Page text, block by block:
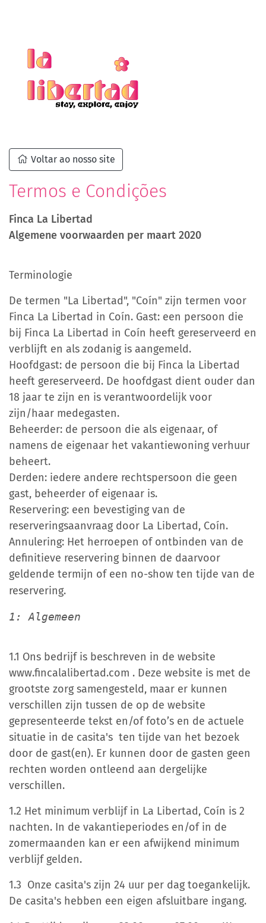
Voltar ao nosso site
Termos e Condições
Finca La Libertad
Algemene voorwaarden per maart 2020
Terminologie
De termen "La Libertad", "Coín" zijn termen voor
Finca La Libertad in Coín. Gast: een persoon die
bij Finca La Libertad in Coín heeft gereserveerd en
verblijft en als zodanig is aangemeld.
Hoofdgast: de persoon die bij Finca la Libertad
heeft gereserveerd. De hoofdgast dient ouder dan
18 jaar te zijn en is verantwoordelijk voor
zijn/haar medegasten.
Beheerder: de persoon die als eigenaar, of
namens de eigenaar het vakantiewoning verhuur
beheert.
Derden: iedere andere rechtspersoon die geen
gast, beheerder of eigenaar is.
Reservering: een bevestiging van de
reserveringsaanvraag door La Libertad, Coín.
Annulering: Het herroepen of ontbinden van de
definitieve reservering binnen de daarvoor
geldende termijn of een no-show ten tijde van de
reservering.
1: Algemeen
1.1 Ons bedrijf is beschreven in de website
www.fincalalibertad.com . Deze website is met de
grootste zorg samengesteld, maar er kunnen
verschillen zijn tussen de op de website
gepresenteerde tekst en/of foto’s en de actuele
situatie in de casita's ten tijde van het bezoek
door de gast(en). Er kunnen door de gasten geen
rechten worden ontleend aan dergelijke
verschillen.
1.2 Het minimum verblijf in La Libertad, Coín is 2
nachten. In de vakantieperiodes en/of in de
zomermaanden kan er een afwijkend minimum
verblijf gelden.
1.3 Onze casita's zijn 24 uur per dag toegankelijk.
De casita's hebben een eigen afsluitbare ingang.